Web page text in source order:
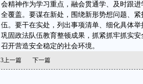
会精神作为学习重点，融会贯通学、及时跟
全覆盖。要谋在新处，围绕新形势想问题、
伍。要干在实处，列出事项清单、细化具体
巩固政法队伍教育整顿成果，抓紧抓牢抓实
召开营造安全稳定的社会环境。
3上一篇 下一篇